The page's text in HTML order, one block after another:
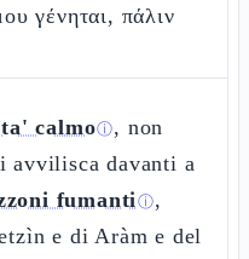
γένηται, πάλιν
calmoⓘ, non
avvilisca davanti a
fumantiⓘ,
e di Aràm e del